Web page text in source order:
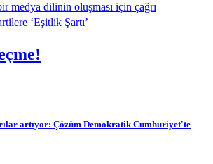
medya dilinin oluşması için çağrı
‘Eşitlik Şartı’
artıyor: Çözüm Demokratik Cumhuriyet'te